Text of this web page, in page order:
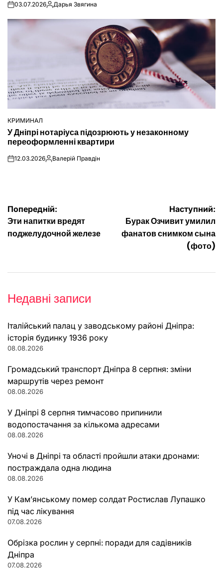
on03.07.2026Опубліковано
Дарья Звягина
ОПУБЛІКУВАТИ
У
КРИМИНАЛ
У Дніпрі нотаріуса підозрюють у незаконному
переоформленні квартири
on12.03.2026Опубліковано
Валерій Правдін
Навігація
записів
Попередній:
Эти напитки вредят
поджелудочной железе
Наступний:
Бурак Озчивит умилил
фанатов снимком сына
(фото)
Недавні записи
Італійський палац у заводському районі Дніпра:
історія будинку 1936 року
08.08.2026
Громадський транспорт Дніпра 8 серпня: зміни
маршрутів через ремонт
08.08.2026
У Дніпрі 8 серпня тимчасово припинили
водопостачання за кількома адресами
08.08.2026
Уночі в Дніпрі та області пройшли атаки дронами:
постраждала одна людина
08.08.2026
У Кам’янському помер солдат Ростислав Лупашко
під час лікування
07.08.2026
Обрізка рослин у серпні: поради для садівників
Дніпра
07.08.2026